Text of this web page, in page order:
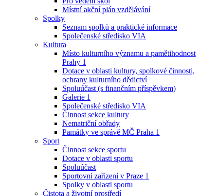
Místní akční plán vzdělávání
Spolky
Seznam spolků a praktické informace
Společenské středisko VIA
Kultura
Místo kulturního významu a pamětihodnost
Prahy 1
Dotace v oblasti kultury, spolkové činnosti,
ochrany kulturního dědictví
Spoluúčast (s finančním příspěvkem)
Galerie 1
Společenské středisko VIA
Činnost sekce kultury
Nematriční obřady
Památky ve správě MČ Praha 1
Sport
Činnost sekce sportu
Dotace v oblasti sportu
Spoluúčast
Sportovní zařízení v Praze 1
Spolky v oblasti sportu
Čistota a životní prostředí